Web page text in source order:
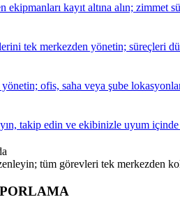
ekipmanları kayıt altına alın; zimmet
tek merkezden yönetin; süreçleri
yönetin; ofis, saha veya şube
takip edin ve ekibinizle uyum
tüm görevleri tek merkezden